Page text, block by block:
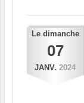
Le dimanche
07
JANV. 2024